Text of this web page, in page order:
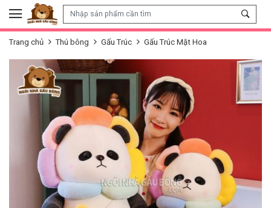
Skip to content
Trang chủ Thú bông Gấu Trúc Gấu Trúc Mặt Hoa